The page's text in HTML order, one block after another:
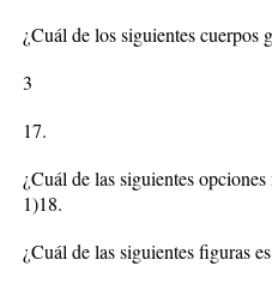
¿Cuál de los siguientes cuerpos
3
17.
¿Cuál de las siguientes
1)18.
¿Cuál de las siguientes figuras